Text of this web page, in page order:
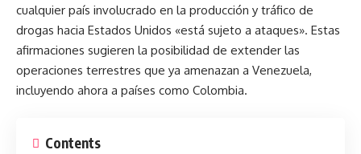
cualquier país involucrado en la producción y tráfico de
drogas hacia Estados Unidos «está sujeto a ataques». Estas
afirmaciones sugieren la posibilidad de extender las
operaciones terrestres que ya amenazan a Venezuela,
incluyendo ahora a países como Colombia.
Contents